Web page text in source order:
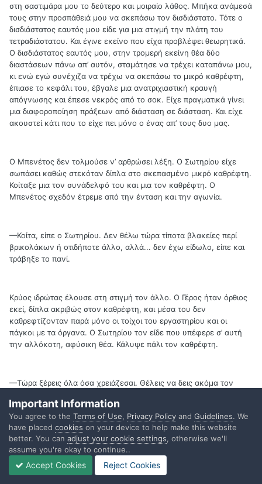
στη σαστιμάρα μου το δεύτερο και μοιραίο λάθος. Μπήκα ανάμεσά
τους στην προσπάθειά μου να σκεπάσω τον δισδιάστατο. Τότε ο
δισδιάστατος εαυτός μου είδε για μια στιγμή την πλάτη του
τετραδιάστατου. Και έγινε εκείνο που είχα προβλέψει θεωρητικά.
Ο δισδιάστατος εαυτός μου, στην τρομερή εκείνη θέα δύο
διαστάσεων πάνω απ’ αυτόν, σταμάτησε να τρέχει καταπάνω μου,
κι ενώ εγώ συνέχιζα να τρέχω να σκεπάσω το μικρό καθρέφτη,
έπιασε το κεφάλι του, έβγαλε μια ανατριχιαστική κραυγή
απόγνωσης και έπεσε νεκρός από το σοκ. Είχε πραγματικά γίνει
μια διαφοροποίηση πράξεων από διάσταση σε διάσταση. Και είχε
ακουστεί κάτι που το είχε πει μόνο ο ένας απ’ τους δυο μας.
Ο Μπενέτος δεν τολμούσε ν’ αρθρώσει λέξη. Ο Σωτηρίου είχε
σωπάσει καθώς στεκόταν δίπλα στο σκεπασμένο μικρό καθρέφτη.
Κοίταξε μια τον συνάδελφό του και μια τον καθρέφτη. Ο
Μπενέτος σχεδόν έτρεμε από την ένταση και την αγωνία.
—Κοίτα, είπε ο Σωτηρίου. Δεν θέλω τώρα τίποτα βλακείες περί
βρικολάκων ή οτιδήποτε άλλο, αλλά... δεν έχω είδωλο, είπε και
τράβηξε το πανί.
Κρύος ιδρώτας έλουσε στη στιγμή τον άλλο. Ο Γέρος ήταν όρθιος
εκεί, δίπλα ακριβώς στον καθρέφτη, και μέσα του δεν
καθρεφτίζονταν παρά μόνο οι τοίχοι του εργαστηρίου και οι
πάγκοι με τα όργανα. Ο Σωτηρίου τον είδε που υπέφερε σ’ αυτή
την αλλόκοτη, αφύσικη θέα. Κάλυψε πάλι τον καθρέφτη.
—Τώρα ξέρεις όλα όσα χρειάζεσαι. Θέλεις να δεις ακόμα τον
—Ναι, ψέλλισε ο Μπενέτος.
—Είσαι σίγουρος;
Important Information
You agree to the Terms of Use, Privacy Policy and Guidelines. We
have placed cookies on your device to help make this website
better. You can adjust your cookie settings, otherwise we'll
assume you're okay to continue..
Accept Cookies Reject Cookies